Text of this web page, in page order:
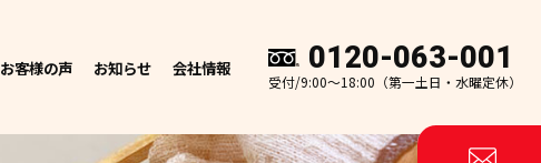
お客様の声 お知らせ 会社情報 0120-063-001
受付/9:00～18:00（第一土日・水曜定休）